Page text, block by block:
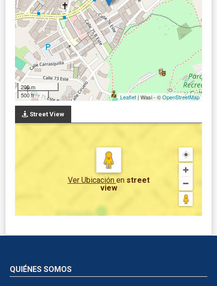
200 m
500 ft
Leaflet| Wasi - ©OpenStreetMap
Street View
Ver Ubicación en street
view
QUIÉNES SOMOS